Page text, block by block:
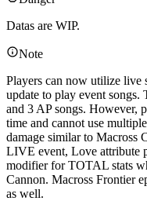
Datas are WIP.
Note
Players can now utilize live
update to play event
and 3 AP songs. However,
time and cannot use
damage similar to Macross
LIVE event, Love attribute
modifier for TOTAL stats
Cannon. Macross Frontier
as well.